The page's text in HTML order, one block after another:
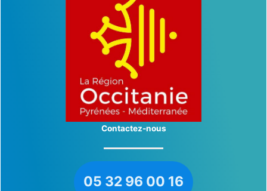
Contactez-nous
05 32 96 00 16